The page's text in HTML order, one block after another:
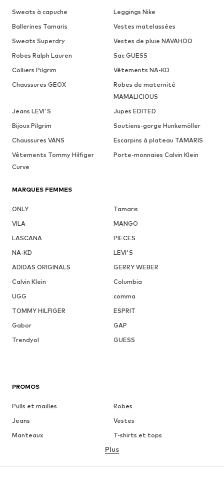
Sweats à capuche
Leggings Nike
Ballerines Tamaris
Vestes matelassées
Sweats Superdry
Vestes de pluie NAVAHOO
Robes Ralph Lauren
Sac GUESS
Colliers Pilgrim
Vêtements NA-KD
Chaussures GEOX
Robes de maternité
MAMALICIOUS
Jeans LEVI'S
Jupes EDITED
Bijoux Pilgrim
Soutiens-gorge Hunkemöller
Chaussures VANS
Escarpins à plateau TAMARIS
Vêtements Tommy Hilfiger
Curve
Porte-monnaies Calvin Klein
MARQUES FEMMES
ONLY
Tamaris
VILA
MANGO
LASCANA
PIECES
NA-KD
LEVI'S
ADIDAS ORIGINALS
GERRY WEBER
Calvin Klein
Columbia
UGG
comma
TOMMY HILFIGER
ESPRIT
Gabor
GAP
Trendyol
GUESS
PROMOS
Pulls et mailles
Robes
Jeans
Vestes
Manteaux
T-shirts et tops
Lingerie
Jupes
Blouses et tuniques
Plus